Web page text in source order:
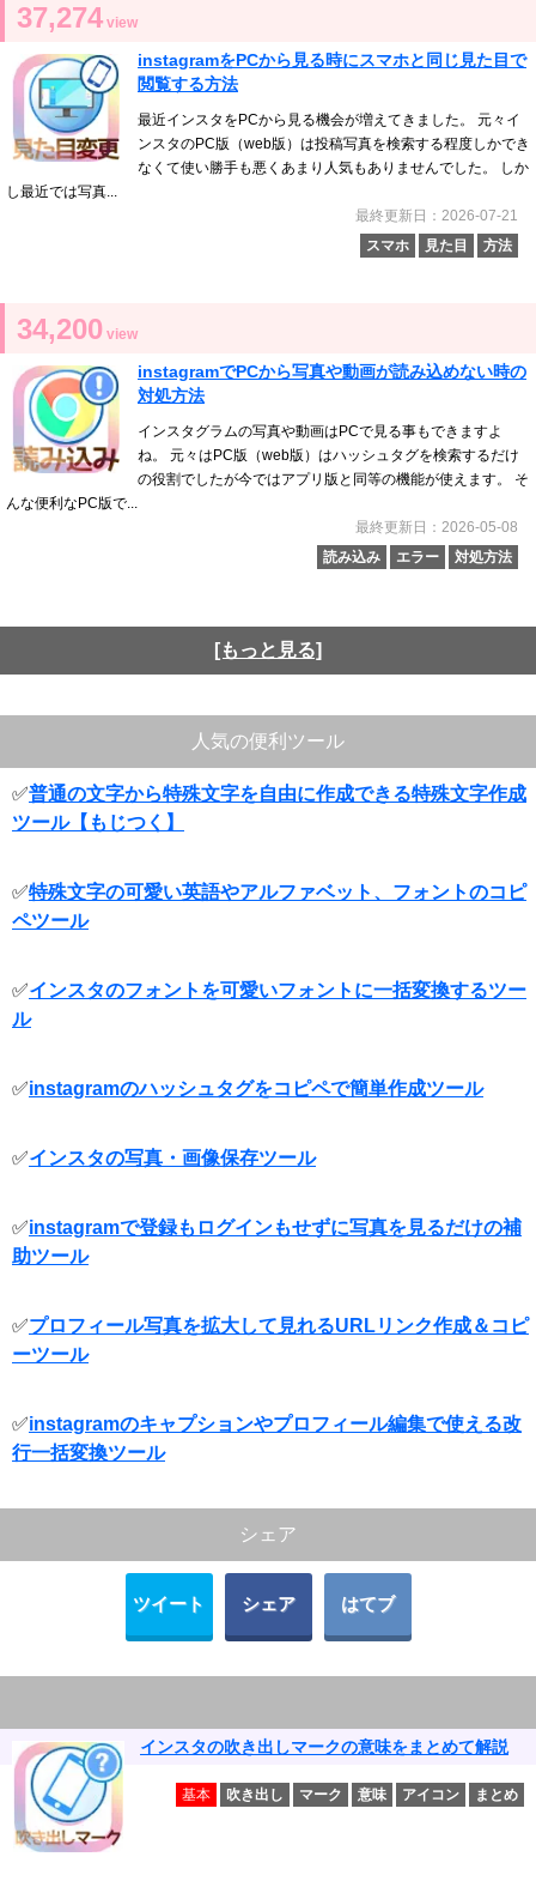
37,274 view
instagramをPCから見る時にスマホと同じ見た目で
閲覧する方法
最近インスタをPCから見る機会が増えてきました。 元々イ
ンスタのPC版（web版）は投稿写真を検索する程度しかでき
なくて使い勝手も悪くあまり人気もありませんでした。 しか
し最近では写真...
最終更新日：2026-07-21
スマホ
見た目 方法
34,200 view
instagramでPCから写真や動画が読み込めない時の
対処方法
インスタグラムの写真や動画はPCで見る事もできますよ
ね。 元々はPC版（web版）はハッシュタグを検索するだけ
の役割でしたが今ではアプリ版と同等の機能が使えます。 そ
んな便利なPC版で...
最終更新日：2026-05-08
読み込み
エラー 対処方法
[もっと見る]
人気の便利ツール
✅普通の文字から特殊文字を自由に作成できる特殊文字作成
ツール【もじつく】
✅特殊文字の可愛い英語やアルファベット、フォントのコピ
ペツール
✅インスタのフォントを可愛いフォントに一括変換するツー
ル
✅instagramのハッシュタグをコピペで簡単作成ツール
✅インスタの写真・画像保存ツール
✅instagramで登録もログインもせずに写真を見るだけの補
助ツール
✅プロフィール写真を拡大して見れるURLリンク作成＆コピ
ーツール
✅instagramのキャプションやプロフィール編集で使える改
行一括変換ツール
シェア
ツイート シェア はてブ
インスタの吹き出しマークの意味をまとめて解説
基本 吹き出し マーク 意味 アイコン まとめ